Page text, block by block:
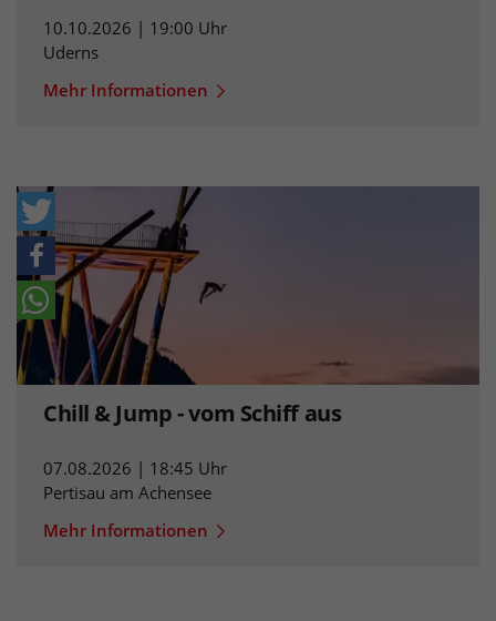
10.10.2026 | 19:00 Uhr
Uderns
Mehr Informationen
Chill & Jump - vom Schiff aus
07.08.2026 | 18:45 Uhr
Pertisau am Achensee
Mehr Informationen